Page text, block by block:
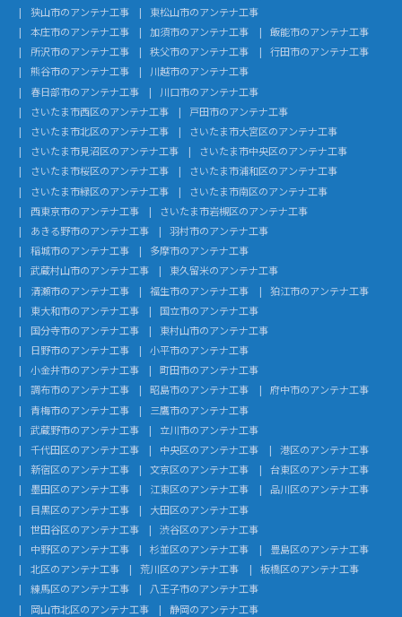
狭山市のアンテナ工事
東松山市のアンテナ工事
本庄市のアンテナ工事
加須市のアンテナ工事
飯能市のアンテナ工事
所沢市のアンテナ工事
秩父市のアンテナ工事
行田市のアンテナ工事
熊谷市のアンテナ工事
川越市のアンテナ工事
春日部市のアンテナ工事
川口市のアンテナ工事
さいたま市西区のアンテナ工事
戸田市のアンテナ工事
さいたま市北区のアンテナ工事
さいたま市大宮区のアンテナ工事
さいたま市見沼区のアンテナ工事
さいたま市中央区のアンテナ工事
さいたま市桜区のアンテナ工事
さいたま市浦和区のアンテナ工事
さいたま市緑区のアンテナ工事
さいたま市南区のアンテナ工事
西東京市のアンテナ工事
さいたま市岩槻区のアンテナ工事
あきる野市のアンテナ工事
羽村市のアンテナ工事
稲城市のアンテナ工事
多摩市のアンテナ工事
武蔵村山市のアンテナ工事
東久留米のアンテナ工事
清瀬市のアンテナ工事
福生市のアンテナ工事
狛江市のアンテナ工事
東大和市のアンテナ工事
国立市のアンテナ工事
国分寺市のアンテナ工事
東村山市のアンテナ工事
日野市のアンテナ工事
小平市のアンテナ工事
小金井市のアンテナ工事
町田市のアンテナ工事
調布市のアンテナ工事
昭島市のアンテナ工事
府中市のアンテナ工事
青梅市のアンテナ工事
三鷹市のアンテナ工事
武蔵野市のアンテナ工事
立川市のアンテナ工事
千代田区のアンテナ工事
中央区のアンテナ工事
港区のアンテナ工事
新宿区のアンテナ工事
文京区のアンテナ工事
台東区のアンテナ工事
墨田区のアンテナ工事
江東区のアンテナ工事
品川区のアンテナ工事
目黒区のアンテナ工事
大田区のアンテナ工事
世田谷区のアンテナ工事
渋谷区のアンテナ工事
中野区のアンテナ工事
杉並区のアンテナ工事
豊島区のアンテナ工事
北区のアンテナ工事
荒川区のアンテナ工事
板橋区のアンテナ工事
練馬区のアンテナ工事
八王子市のアンテナ工事
岡山市北区のアンテナ工事
静岡のアンテナ工事